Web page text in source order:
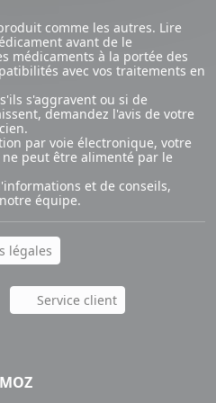
comme les autres. Lire
avant de le
médicaments à la portée des
avec vos traitements en
s'aggravent ou si de
demandez l'avis de votre
par voie électronique, votre
peut être alimenté par le
et de conseils,
équipe.
légales
Service client